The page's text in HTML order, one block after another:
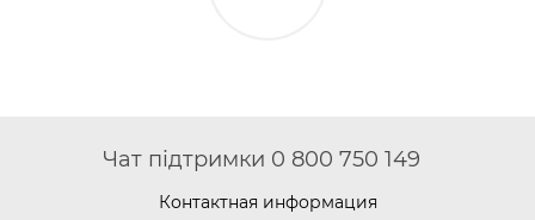
Чат підтримки 0 800 750 149
Контактная информация